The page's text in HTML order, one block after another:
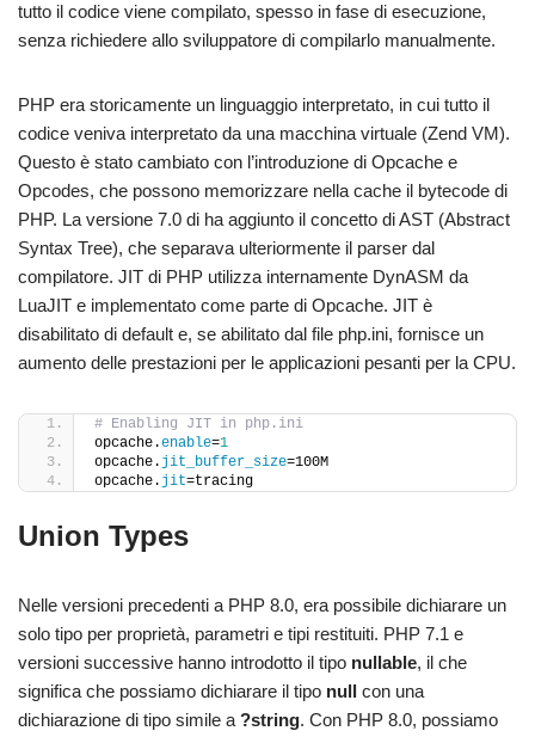
tutto il codice viene compilato, spesso in fase di esecuzione,
senza richiedere allo sviluppatore di compilarlo manualmente.
PHP era storicamente un linguaggio interpretato, in cui tutto il
codice veniva interpretato da una macchina virtuale (Zend VM).
Questo è stato cambiato con l’introduzione di Opcache e
Opcodes, che possono memorizzare nella cache il bytecode di
PHP. La versione 7.0 di ha aggiunto il concetto di AST (Abstract
Syntax Tree), che separava ulteriormente il parser dal
compilatore. JIT di PHP utilizza internamente DynASM da
LuaJIT e implementato come parte di Opcache. JIT è
disabilitato di default e, se abilitato dal file php.ini, fornisce un
aumento delle prestazioni per le applicazioni pesanti per la CPU.
# Enabling JIT in php.ini
opcache.enable=1
opcache. jit_buffer_size=100M
opcache. jit=tracing
Union Types
Nelle versioni precedenti a PHP 8.0, era possibile dichiarare un
solo tipo per proprietà, parametri e tipi restituiti. PHP 7.1 e
versioni successive hanno introdotto il tipo nullable, il che
significa che possiamo dichiarare il tipo null con una
dichiarazione di tipo simile a ?string. Con PHP 8.0, possiamo